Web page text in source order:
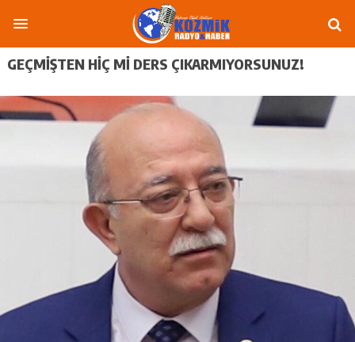
GEÇMİŞTEN HİÇ Mİ DERS ÇIKARMIYORSUNUZ!